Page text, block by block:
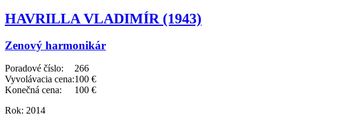
HAVRILLA VLADIMÍR (1943)
Zenový harmonikár
Poradové číslo:
266
Vyvolávacia cena:100 €
Konečná cena:
100 €
Rok: 2014